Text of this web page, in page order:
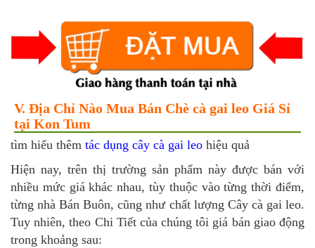
V. Địa Chỉ Nào Mua Bán Chè cà gai leo Giá Sỉ
tại Kon Tum
tìm hiểu thêm tác dụng cây cà gai leo hiệu quả
Hiện nay, trên thị trường sản phẩm này được bán với
nhiều mức giá khác nhau, tùy thuộc vào từng thời điểm,
từng nhà Bán Buôn, cũng như chất lượng Cây cà gai leo.
Tuy nhiên, theo Chi Tiết của chúng tôi giá bán giao động
trong khoảng sau: